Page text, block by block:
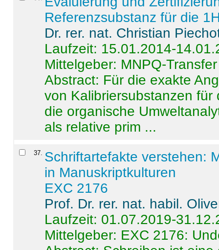
Referenzsubstanz für die
Dr. rer. nat. Christian
Laufzeit: 15.01.2014-
Mittelgeber: MNPQ-Transfer
Abstract: Für die exakte
von Kalibriersubstanzen
die organische
als relative prim ...
37. Schriftartefakte verstehen:
in Manuskriptkulturen
EXC 2176
Prof. Dr. rer. nat. habil.
Laufzeit: 01.07.2019-
Mittelgeber: EXC 2176: